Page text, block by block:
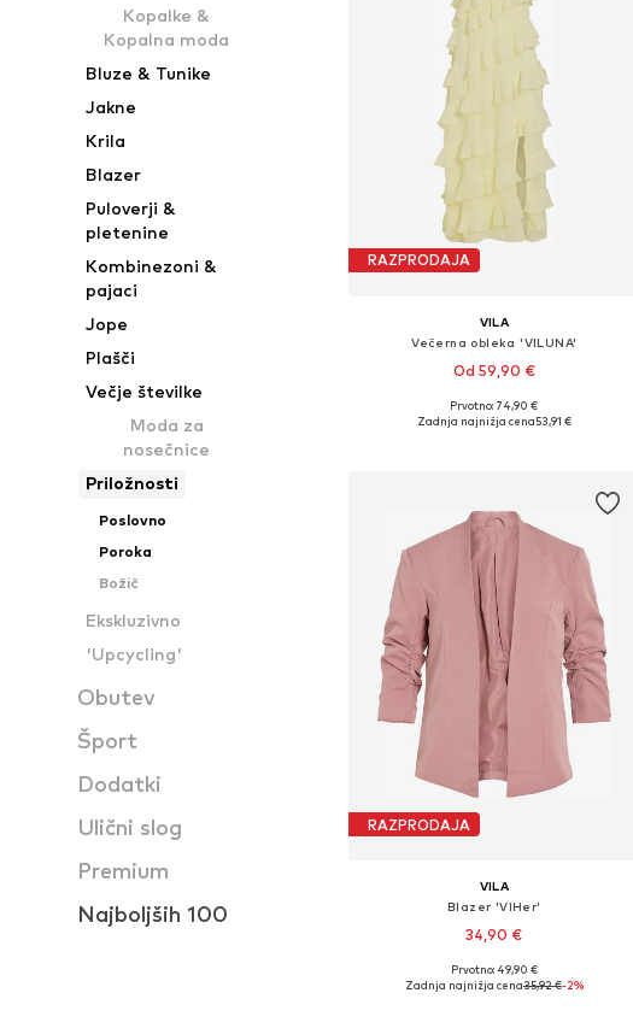
Kopalke &
Kopalna moda
Bluze & Tunike
Jakne
Krila
Blazer
Puloverji &
pletenine
Kombinezoni &
pajaci
Jope
Plašči
Večje številke
Moda za
nosečnice
Priložnosti
Poslovno
Poroka
Božič
Ekskluzivno
'Upcycling'
Obutev
Šport
Dodatki
Ulični slog
Premium
Najboljših 100
RAZPRODAJA
VILA
Večerna obleka 'VILUNA'
Od 59,90 €
+ 1
Razpoložljive velikosti: 34, 36, 38, 40, 44
Prvotno: 74,90 €
Zadnja najnižja cena53,91 €
RAZPRODAJA
VILA
Blazer 'VIHer'
34,90 €
+ 6
Razpoložljive velikosti: 34, 36, 38, 40, 42
Prvotno: 49,90 €
Zadnja najnižja cena35,92 €-2%